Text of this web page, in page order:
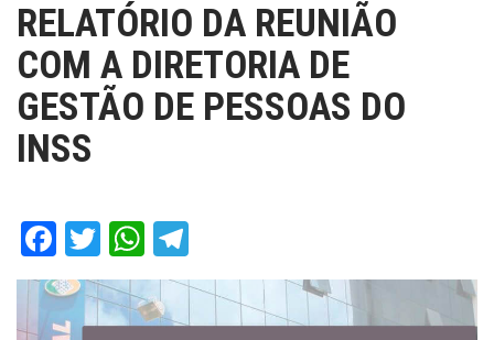
RELATÓRIO DA REUNIÃO
COM A DIRETORIA DE
GESTÃO DE PESSOAS DO
INSS
Facebook
TwitterWhatsApp